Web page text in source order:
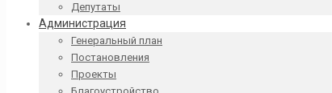
Депутаты
Администрация
Генеральный план
Постановления
Проекты